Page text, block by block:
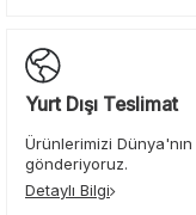
Yurt Dışı Teslimat
Ürünlerimizi
gönderiyoruz.
Detaylı Bilgi